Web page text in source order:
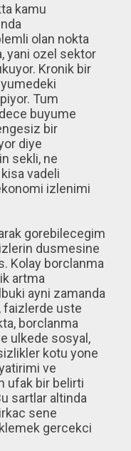
kamu
olan nokta
yani ozel sektor
Kronik bir
Tum
buyume
bir
diye
sekli, ne
vadeli
izlenimi
gorebilecegim
dusmesine
Kolay borclanma
artma
ayni zamanda
faizlerde uste
borclanma
ulkede sosyal,
kotu yone
ve
ufak bir belirti
sartlar altinda
sene
gercekci